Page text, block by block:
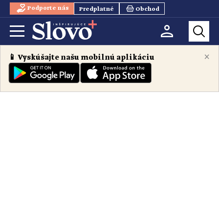
Podporte nás Predplatné Obchod
×
📱 Vyskúšajte našu mobilnú aplikáciu